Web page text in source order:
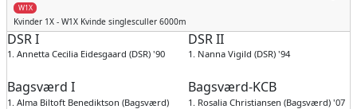
W1X
Kvinder 1X - W1X Kvinde singlesculler 6000m
DSR I
1. Annetta Cecilia Eidesgaard (DSR) '90
DSR II
1. Nanna Vigild (DSR) '94
Bagsværd I
1. Alma Biltoft Benediktson (Bagsværd) '05
Bagsværd-KCB
1. Rosalia Christiansen (Bagsværd) '07